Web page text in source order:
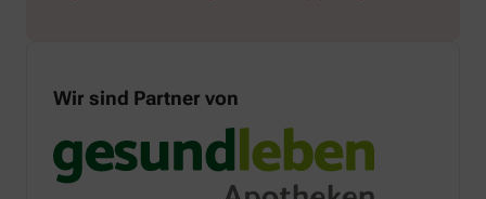
Wir sind Partner von